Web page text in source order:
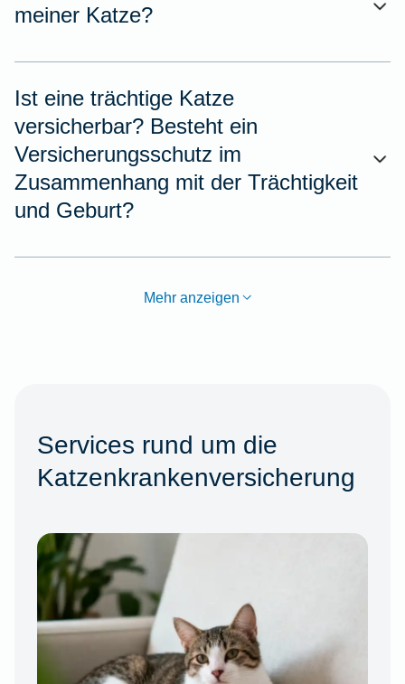
meiner Katze?
Ist eine trächtige Katze
versicherbar? Besteht ein
Versicherungsschutz im
Zusammenhang mit der Trächtigkeit
und Geburt?
Mehr anzeigen
Services rund um die
Katzenkrankenversicherung